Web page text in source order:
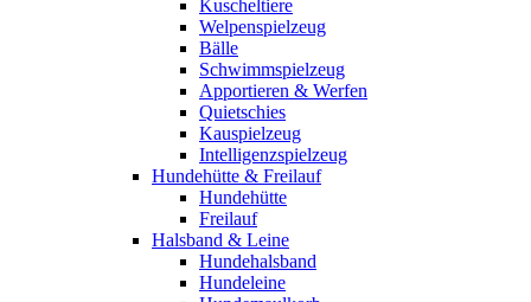
Kuscheltiere
Welpenspielzeug
Bälle
Schwimmspielzeug
Apportieren & Werfen
Quietschies
Kauspielzeug
Intelligenzspielzeug
Hundehütte & Freilauf
Hundehütte
Freilauf
Halsband & Leine
Hundehalsband
Hundeleine